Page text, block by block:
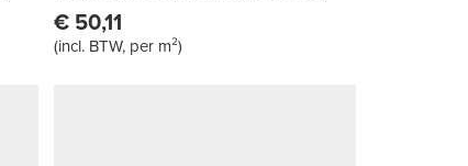
€ 50,11
(incl. BTW, per m²)